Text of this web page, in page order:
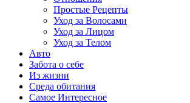
Простые Рецепты
Уход за Волосами
Уход за Лицом
Уход за Телом
Авто
Забота о себе
Из жизни
Среда обитания
Самое Интересное